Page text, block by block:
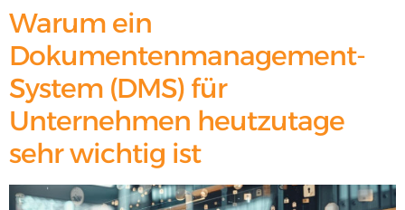
Warum ein
Dokumentenmanagement-
System (DMS) für
Unternehmen heutzutage
sehr wichtig ist